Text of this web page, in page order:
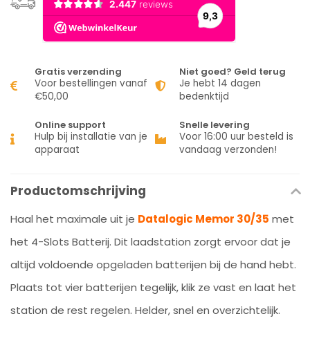
Gratis verzending
Voor bestellingen vanaf
€50,00
Niet goed? Geld terug
Je hebt 14 dagen
bedenktijd
Online support
Hulp bij installatie van je
apparaat
Snelle levering
Voor 16:00 uur besteld is
vandaag verzonden!
Productomschrijving
Haal het maximale uit je Datalogic Memor 30/35 met
het 4-Slots Batterij. Dit laadstation zorgt ervoor dat je
altijd voldoende opgeladen batterijen bij de hand hebt.
Plaats tot vier batterijen tegelijk, klik ze vast en laat het
station de rest regelen. Helder, snel en overzichtelijk.